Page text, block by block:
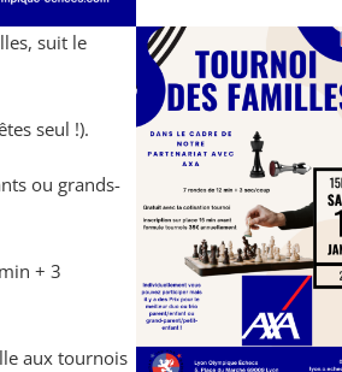
suit le
seul !).
ou grands-
+ 3
aux tournois